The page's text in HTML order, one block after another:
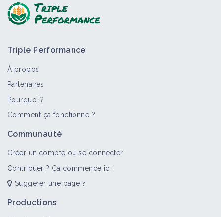
Pailler sous le rang en vigne
Triple Performance
À propos
Partenaires
Pourquoi ?
Comment ça fonctionne ?
Communauté
Créer un compte ou se connecter
Contribuer ? Ça commence ici !
Suggérer une page ?
Productions